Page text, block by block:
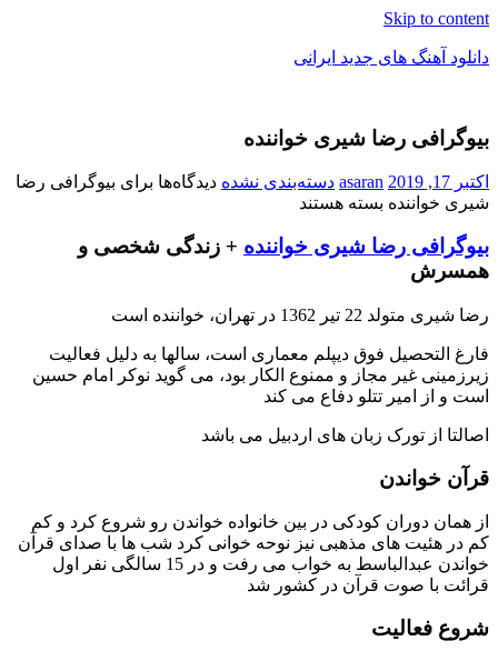
Skip to content
دانلود آهنگ های جدید ایرانی
فول
آلبوم
موزیک
بیوگرافی رضا شیری خواننده
اکتبر 17, 2019 asaran دسته‌بندی نشده دیدگاه‌ها برای بیوگرافی رضا
شیری خواننده بسته هستند
بیوگرافی رضا شیری خواننده + زندگی شخصی و
همسرش
رضا شیری متولد 22 تیر 1362 در تهران، خواننده است
فارغ التحصیل فوق دیپلم معماری است، سالها به دلیل فعالیت
زیرزمینی غیر مجاز و ممنوع الکار بود، می گوید نوکر امام حسین
است و از امیر تتلو دفاع می کند
اصالتا از تورک زبان های اردبیل می باشد
قرآن خواندن
از همان دوران کودکی در بین خانواده خواندن رو شروع کرد و کم
کم در هئیت های مذهبی نیز نوحه خوانی کرد شب ها با صدای قرآن
خواندن عبدالباسط به خواب می رفت و در 15 سالگی نفر اول
قرائت با صوت قرآن در کشور شد
شروع فعالیت